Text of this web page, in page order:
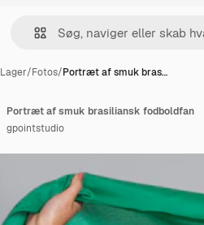
Lager/Fotos/Portræt af smuk bras…
Portræt af smuk brasiliansk fodboldfan
gpointstudio